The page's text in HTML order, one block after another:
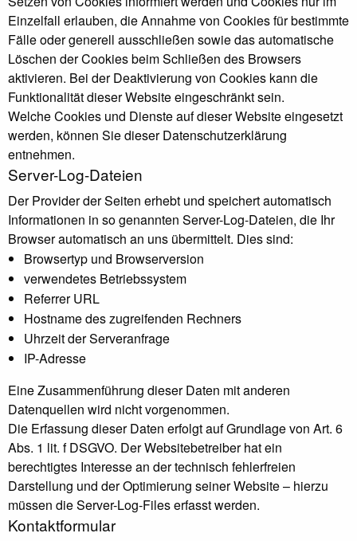
Einzelfall erlauben, die Annahme von Cookies für bestimmte
Fälle oder generell ausschließen sowie das automatische
Löschen der Cookies beim Schließen des Browsers
aktivieren. Bei der Deaktivierung von Cookies kann die
Funktionalität dieser Website eingeschränkt sein.
Welche Cookies und Dienste auf dieser Website eingesetzt
werden, können Sie dieser Datenschutzerklärung
entnehmen.
Server-Log-Dateien
Der Provider der Seiten erhebt und speichert automatisch
Informationen in so genannten Server-Log-Dateien, die Ihr
Browser automatisch an uns übermittelt. Dies sind:
Browsertyp und Browserversion
verwendetes Betriebssystem
Referrer URL
Hostname des zugreifenden Rechners
Uhrzeit der Serveranfrage
IP-Adresse
Eine Zusammenführung dieser Daten mit anderen
Datenquellen wird nicht vorgenommen.
Die Erfassung dieser Daten erfolgt auf Grundlage von Art. 6
Abs. 1 lit. f DSGVO. Der Websitebetreiber hat ein
berechtigtes Interesse an der technisch fehlerfreien
Darstellung und der Optimierung seiner Website – hierzu
müssen die Server-Log-Files erfasst werden.
Kontaktformular